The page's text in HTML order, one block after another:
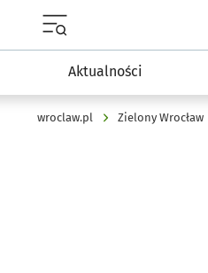
Aktualności
wroclaw.pl Zielony Wrocław